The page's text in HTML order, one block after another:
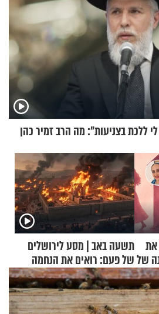
ללכת בצניעות": מה הרב זמיר כהן
את
של
תשעה באב | מסע לירושלים
של פעם: רואים את הנחמה